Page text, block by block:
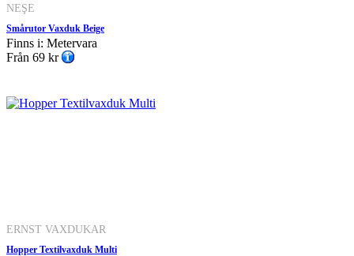
NEŞE
Smårutor Vaxduk Beige
Finns i: Metervara
Från 69 kr
ERNST VAXDUKAR
Hopper Textilvaxduk Multi